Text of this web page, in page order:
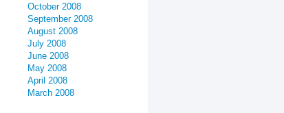
October 2008
September 2008
August 2008
July 2008
June 2008
May 2008
April 2008
March 2008